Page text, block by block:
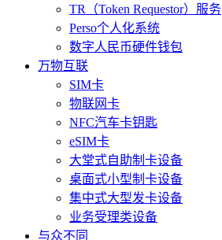
TR（Token Requestor）服务
Perso个人化系统
数字人民币硬件钱包
万物互联
SIM卡
物联网卡
NFC汽车卡钥匙
eSIM卡
大堂式自助制卡设备
桌面式小型制卡设备
集中式大型发卡设备
业务受理类设备
与众不同